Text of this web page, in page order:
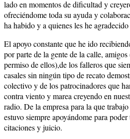
lado en momentos de dificultad y
ofreciéndome toda su ayuda y
ha habido y a quienes les he
El apoyo constante que he ido
por parte de la gente de la calle,
permiso de ellos),de los falleros que
casales sin ningún tipo de recato
colectivo y de los patrocinadores que
contra viento y marea creyendo en
radio. De la empresa para la que
estuvo siempre apoyándome para
citaciones y juicio.